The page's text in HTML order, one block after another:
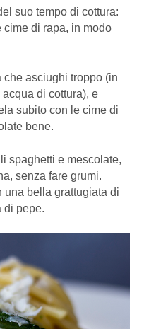
suo tempo di cottura:
di rapa, in modo
asciughi troppo (in
di cottura), e
subito con le cime di
bene.
spaghetti e mescolate,
senza fare grumi.
una bella grattugiata di
di pepe.